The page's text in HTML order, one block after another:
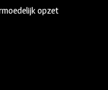
opzet